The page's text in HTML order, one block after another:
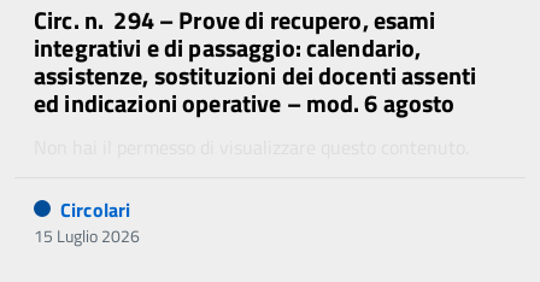
Circ. n. 294 – Prove di recupero, esami
integrativi e di passaggio: calendario,
assistenze, sostituzioni dei docenti assenti
ed indicazioni operative – mod. 6 agosto
Circolari
15 Luglio 2026